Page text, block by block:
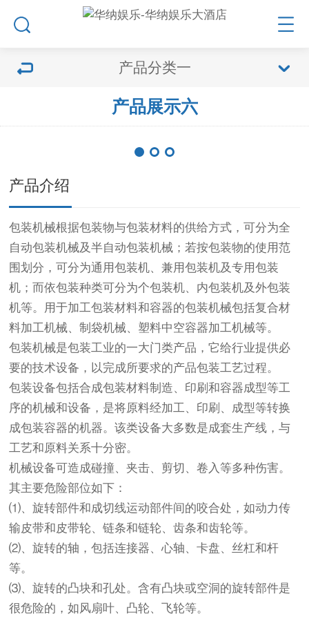
产品分类一
产品展示六
产品介绍
包装机械根据包装物与包装材料的供给方式，可分为全
自动包装机械及半自动包装机械；若按包装物的使用范
围划分，可分为通用包装机、兼用包装机及专用包装
机；而依包装种类可分为个包装机、内包装机及外包装
机等。用于加工包装材料和容器的包装机械包括复合材
料加工机械、制袋机械、塑料中空容器加工机械等。
包装机械是包装工业的一大门类产品，它给行业提供必
要的技术设备，以完成所要求的产品包装工艺过程。
包装设备包括合成包装材料制造、印刷和容器成型等工
序的机械和设备，是将原料经加工、印刷、成型等转换
成包装容器的机器。该类设备大多数是成套生产线，与
工艺和原料关系十分密。
机械设备可造成碰撞、夹击、剪切、卷入等多种伤害。
其主要危险部位如下：
⑴、旋转部件和成切线运动部件间的咬合处，如动力传
输皮带和皮带轮、链条和链轮、齿条和齿轮等。
⑵、旋转的轴，包括连接器、心轴、卡盘、丝杠和杆
等。
⑶、旋转的凸块和孔处。含有凸块或空洞的旋转部件是
很危险的，如风扇叶、凸轮、飞轮等。